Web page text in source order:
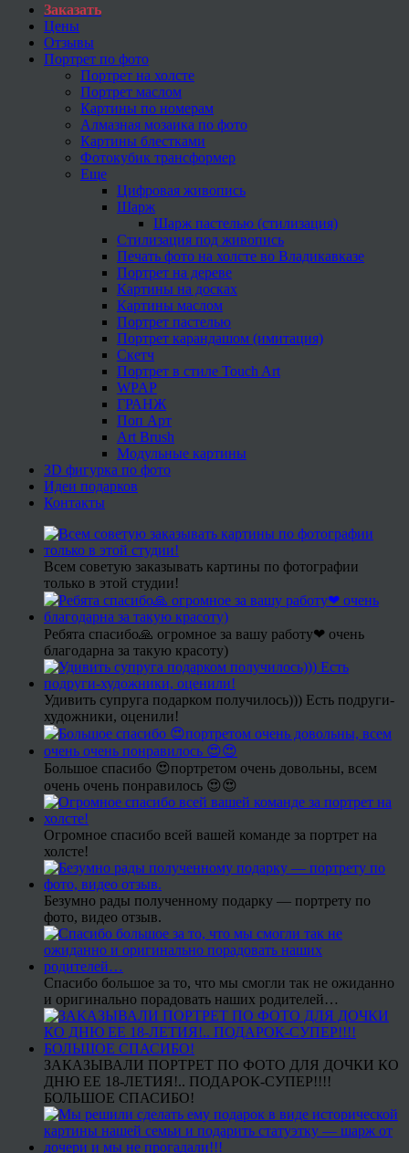
Заказать
Цены
Отзывы
Портрет по фото
Портрет на холсте
Портрет маслом
Картины по номерам
Алмазная мозаика по фото
Картины блестками
Фотокубик трансформер
Еще
Цифровая живопись
Шарж
Шарж пастелью (стилизация)
Стилизация под живопись
Печать фото на холсте во Владикавказе
Портрет на дереве
Картины на досках
Картины маслом
Портрет пастелью
Портрет карандашом (имитация)
Скетч
Портрет в стиле Touch Art
WPAP
ГРАНЖ
Поп Арт
Art Brush
Модульные картины
3D фигурка по фото
Идеи подарков
Контакты
Всем советую заказывать картины по фотографии
только в этой студии!
Ребята спасибо🙏 огромное за вашу работу❤ очень
благодарна за такую красоту)
Удивить супруга подарком получилось))) Есть подруги-
художники, оценили!
Большое спасибо 😍портретом очень довольны, всем
очень очень понравилось 😍😍
Огромное спасибо всей вашей команде за портрет на
холсте!
Безумно рады полученному подарку — портрету по
фото, видео отзыв.
Спасибо большое за то, что мы смогли так не ожиданно
и оригинально порадовать наших родителей…
ЗАКАЗЫВАЛИ ПОРТРЕТ ПО ФОТО ДЛЯ ДОЧКИ КО
ДНЮ ЕЕ 18-ЛЕТИЯ!.. ПОДАРОК-СУПЕР!!!!
БОЛЬШОЕ СПАСИБО!